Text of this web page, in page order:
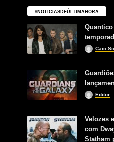
#NOTICIASDEÚLTIMAHORA
Caio
Editor
Velozes
com
Statham